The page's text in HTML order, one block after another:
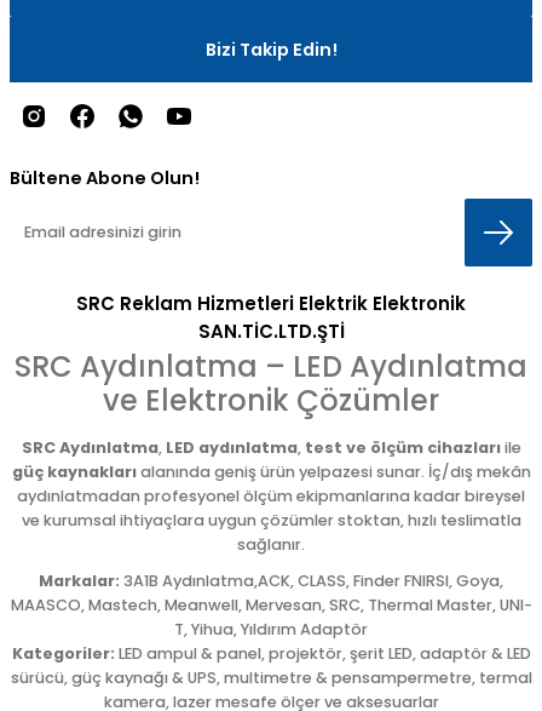
Bizi Takip Edin!
Bültene Abone Olun!
SRC Reklam Hizmetleri Elektrik Elektronik
SAN.TİC.LTD.ŞTİ
SRC Aydınlatma – LED Aydınlatma
ve Elektronik Çözümler
SRC Aydınlatma, LED aydınlatma, test ve ölçüm cihazlarıile
güç kaynaklarıalanında geniş ürün yelpazesi sunar. İç/dış mekân
aydınlatmadan profesyonel ölçüm ekipmanlarına kadar bireysel
ve kurumsal ihtiyaçlara uygun çözümler stoktan, hızlı teslimatla
sağlanır.
Markalar: 3A1B Aydınlatma,ACK, CLASS, Finder FNIRSI, Goya,
MAASCO, Mastech, Meanwell, Mervesan, SRC, Thermal Master, UNI-
T, Yihua, Yıldırım Adaptör
Kategoriler: LED ampul & panel, projektör, şerit LED, adaptör & LED
sürücü, güç kaynağı & UPS, multimetre & pensampermetre, termal
kamera, lazer mesafe ölçer ve aksesuarlar